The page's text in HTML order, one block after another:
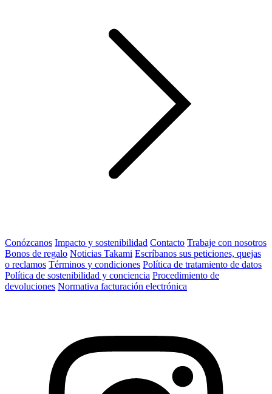
Conózcanos Impacto y sostenibilidad Contacto Trabaje con nosotros
Bonos de regalo Noticias Takami Escríbanos sus peticiones, quejas
o reclamos Términos y condiciones Política de tratamiento de datos
Política de sostenibilidad y conciencia Procedimiento de
devoluciones Normativa facturación electrónica